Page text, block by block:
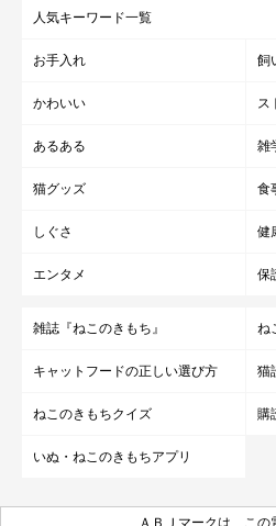
人気キーワード一覧
お手入れ 飼
かわいい ス
あるある 雑
猫グッズ 食
しぐさ 健
エンタメ 保
雑誌『ねこのきもち』 ね
キャットフードの正しい選び方 猫
ねこのきもちクイズ 購
いぬ・ねこのきもちアプリ
ＡＢＪマークは、こ